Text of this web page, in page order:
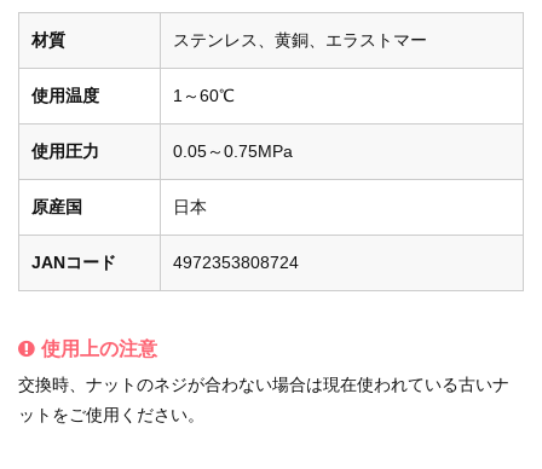
材質 ステンレス、黄銅、エラストマー
使用温度 1～60℃
使用圧力 0.05～0.75MPa
原産国 日本
JANコード 4972353808724
使用上の注意
交換時、ナットのネジが合わない場合は現在使われている古いナ
ットをご使用ください。